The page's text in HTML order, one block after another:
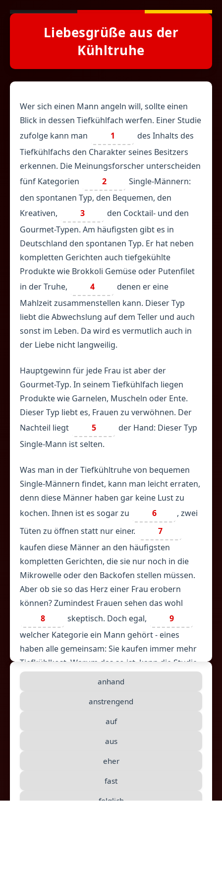
Liebesgrüße aus der
Kühltruhe
Wer sich einen Mann angeln will, sollte einen
Blick in dessen Tiefkühlfach werfen. Einer Studie
zufolge kann man
1
des Inhalts des
Tiefkühlfachs den Charakter seines Besitzers
erkennen. Die Meinungsforscher unterscheiden
fünf Kategorien
2
Single-Männern:
den spontanen Typ, den Bequemen, den
Kreativen,
3
den Cocktail- und den
Gourmet-Typen. Am häufigsten gibt es in
Deutschland den spontanen Typ. Er hat neben
kompletten Gerichten auch tiefgekühlte
Produkte wie Brokkoli Gemüse oder Putenfilet
in der Truhe,
4
denen er eine
Mahlzeit zusammenstellen kann. Dieser Typ
liebt die Abwechslung auf dem Teller und auch
sonst im Leben. Da wird es vermutlich auch in
der Liebe nicht langweilig.
Hauptgewinn für jede Frau ist aber der
Gourmet-Typ. In seinem Tiefkühlfach liegen
Produkte wie Garnelen, Muscheln oder Ente.
Dieser Typ liebt es, Frauen zu verwöhnen. Der
Nachteil liegt
5
der Hand: Dieser Typ
Single-Mann ist selten.
Was man in der Tiefkühltruhe von bequemen
Single-Männern findet, kann man leicht erraten,
denn diese Männer haben gar keine Lust zu
kochen. Ihnen ist es sogar zu
6
, zwei
Tüten zu öffnen statt nur einer.
7
kaufen diese Männer an den häufigsten
kompletten Gerichten, die sie nur noch in die
Mikrowelle oder den Backofen stellen müssen.
Aber ob sie so das Herz einer Frau erobern
können? Zumindest Frauen sehen das wohl
8
skeptisch. Doch egal,
9
welcher Kategorie ein Mann gehört - eines
haben alle gemeinsam: Sie kaufen immer mehr
Tiefkühlkost. Warum das so ist, kann die Studie
nicht beantworten - da kann man nur raten:
Einige haben vermutlich wenig Zeit zum Kochen,
andere
eher keine Lust. Dabei wäre
das doch der beste Weg, um eine Frau zu
erobern.
anhand
anstrengend
auf
aus
eher
fast
folglich